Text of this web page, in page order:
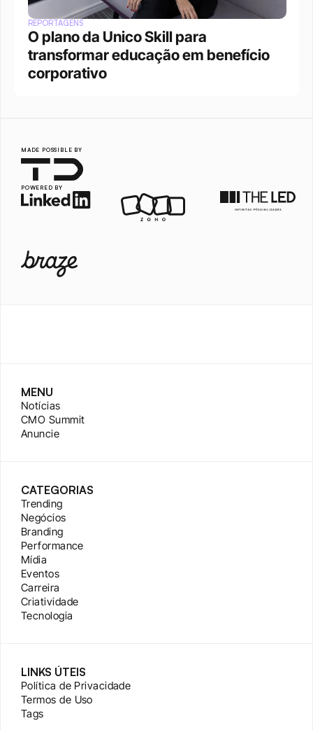
REPORTAGENS
O plano da Unico Skill para
transformar educação em benefício
corporativo
MADE POSSIBLE BY
POWERED BY
MENU
Notícias
CMO Summit
Anuncie
CATEGORIAS
Trending
Negócios
Branding
Performance
Mídia
Eventos
Carreira
Criatividade
Tecnologia
LINKS ÚTEIS
Política de Privacidade
Termos de Uso
Tags